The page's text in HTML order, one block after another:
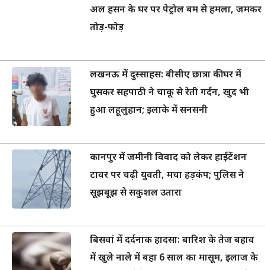
अल हसन के घर पर पेट्रोल बम से हमला, जमकर
तोड़-फोड़
लखनऊ में दुस्साहस: बीसीए छात्रा की घर में
घुसकर सहपाठी ने चाकू से रेती गर्दन, खुद भी
हुआ लहूलुहान; इलाके में सनसनी
कानपुर में जमीनी विवाद को लेकर हाईटेंशन
टावर पर चढ़ी युवती, मचा हड़कंप; पुलिस ने
सूझबूझ से सकुशल उतारा
बिसवां में दर्दनाक हादसा: बारिश के तेज बहाव
में खुले नाले में बहा 6 साल का मासूम, इलाज के